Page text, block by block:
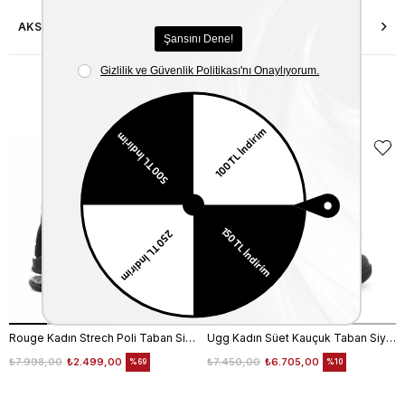
AKSESUAR ONARIMI
Benzer Ürünler
Rouge Kadın Strech Poli Taban Siyah Günlük Bot
₺2.499,00
₺7.998,00 %69
Ugg Kadın Süet Kauçuk Taban Siyah Günlük Bot
₺6.705,00
₺7.450,00 %10
EKLE5
KODUYLA
%5
EKSTRA